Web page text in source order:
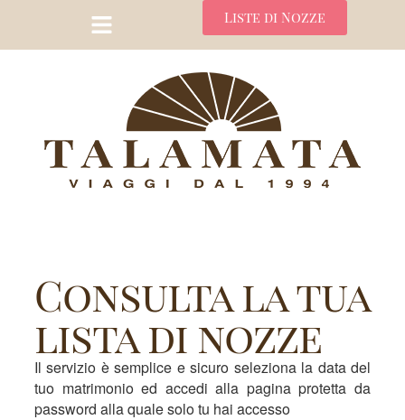
Liste di Nozze
Consulta la tua
lista di nozze
Il servizio è semplice e sicuro seleziona la data del
tuo matrimonio ed accedi alla pagina protetta da
password alla quale solo tu hai accesso